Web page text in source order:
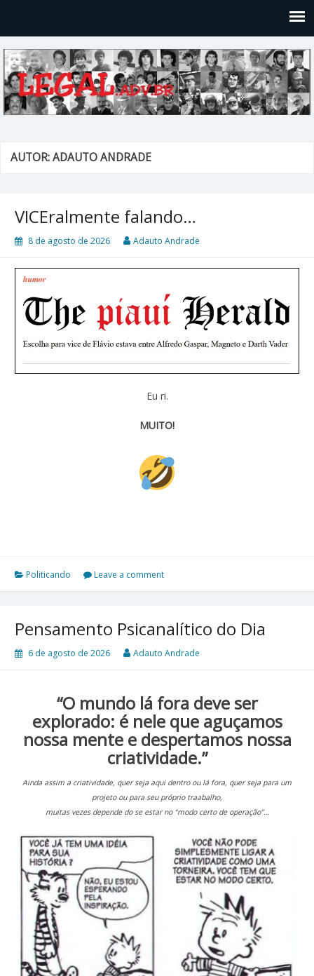
AUTOR:ADAUTO ANDRADE
VICEralmente falando…
8 de agosto de 2026 Adauto Andrade
Eu ri.
MUITO!
Politicando Leave a comment
Pensamento Psicanalítico do Dia
6 de agosto de 2026 Adauto Andrade
“O mundo lá fora deve ser
explorado: é nele que aguçamos
nossa mente e despertamos nossa
criatividade.”
Ainda assim a criatividade, quer seja aqui dentro ou lá fora, quer seja para um
projeto ou para seu próprio traabalho,
muitas vezes depende do se estar no “modo certo de operação”…